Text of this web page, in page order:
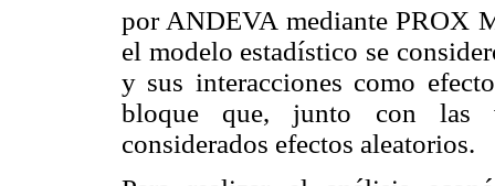
por ANDEVA mediante PROX
el modelo estadístico se
y sus interacciones como
bloque que, junto con las
considerados efectos aleatorios.